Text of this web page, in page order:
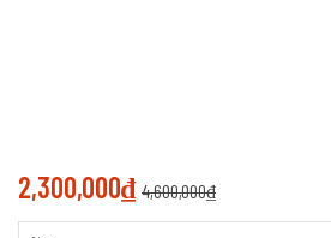
2,300,000₫ 4,600,000₫